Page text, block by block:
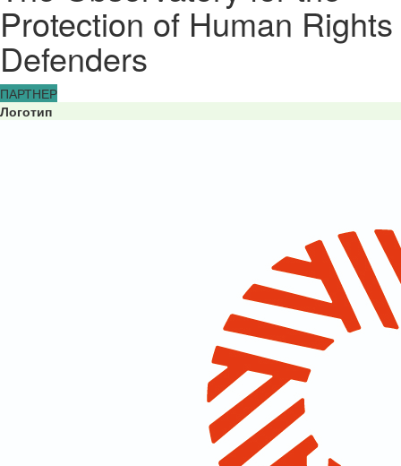
Protection of Human Rights
Defenders
ПАРТНЕР
Логотип